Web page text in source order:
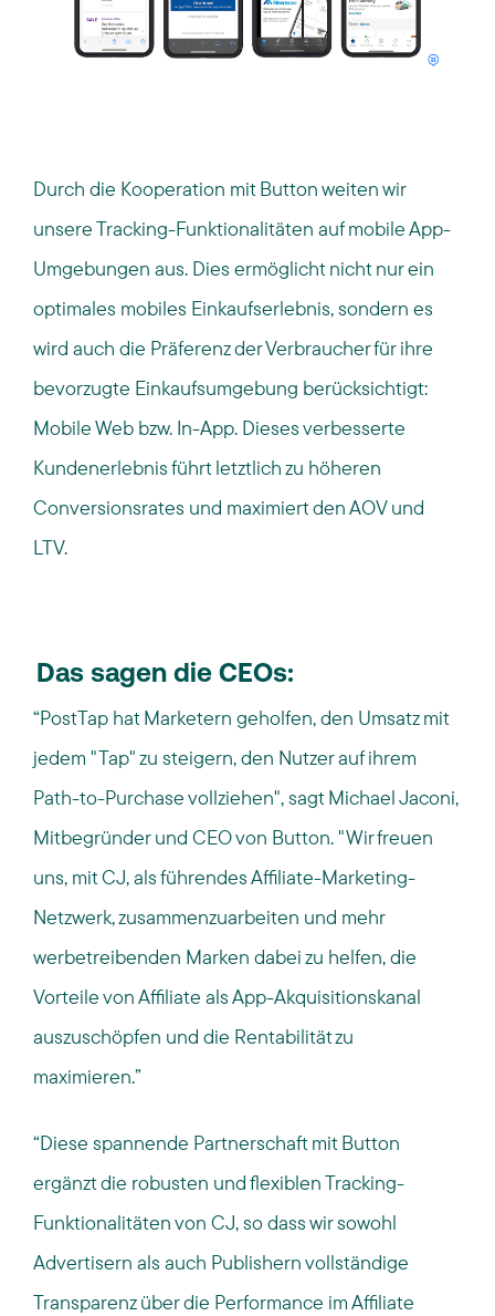
Durch die Kooperation mitButton weiten wir
unsereTracking-Funktionalitäten auf mobile App-
Umgebungen aus. Dies ermöglicht nicht nur ein
optimales mobiles Einkaufserlebnis, sondern es
wird auch die Präferenz der Verbraucher für ihre
bevorzugte Einkaufsumgebung berücksichtigt:
MobileWeb bzw. In-App. Dieses verbesserte
Kundenerlebnisführtletztlichzu höheren
Conversionsrates und maximiert den AOV und
LTV.
Das sagen die CEOs:
“PostTap hatMarketern geholfen, den Umsatz mit
jedem "Tap" zu steigern, den Nutzer auf ihrem
Path-to-Purchasevollziehen", sagt MichaelJaconi,
Mitbegründer und CEO von Button. "Wir freuen
uns, mit CJ, als führendes Affiliate-Marketing-
Netzwerk, zusammenzuarbeiten und mehr
werbetreibenden Marken dabei zu helfen, die
Vorteile von Affiliate als App-Akquisitionskanal
auszuschöpfen und die Rentabilitätzu
maximieren.”
“Diese spannende Partnerschaft mit Button
ergänzt die robusten und flexiblenTracking-
Funktionalitätenvon CJ,so dass wirsowohl
Advertisern als auch Publishernvollständige
Transparenz über die Performance im Affiliate